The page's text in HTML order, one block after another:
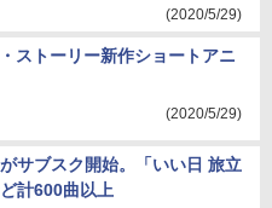
(2020/5/29)
ストーリー新作ショートアニ
(2020/5/29)
サブスク開始。「いい日 旅立
計600曲以上